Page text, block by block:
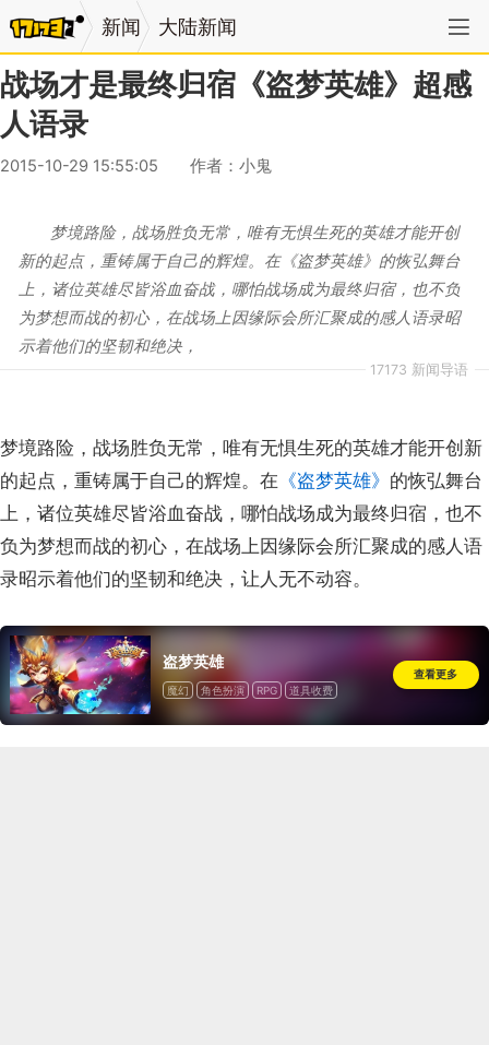
新闻 大陆新闻
战场才是最终归宿《盗梦英雄》超感
人语录
2015-10-29 15:55:05 作者：小鬼
17173 新闻导语
梦境路险，战场胜负无常，唯有无惧生死的英雄才能开创
新的起点，重铸属于自己的辉煌。在《盗梦英雄》的恢弘舞台
上，诸位英雄尽皆浴血奋战，哪怕战场成为最终归宿，也不负
为梦想而战的初心，在战场上因缘际会所汇聚成的感人语录昭
示着他们的坚韧和绝决，
梦境路险，战场胜负无常，唯有无惧生死的英雄才能开创新
的起点，重铸属于自己的辉煌。在 《盗梦英雄》 的恢弘舞台
上，诸位英雄尽皆浴血奋战，哪怕战场成为最终归宿，也不
负为梦想而战的初心，在战场上因缘际会所汇聚成的感人语
录昭示着他们的坚韧和绝决，让人无不动容。
盗梦英雄
魔幻 角色扮演 RPG 道具收费
查看更多